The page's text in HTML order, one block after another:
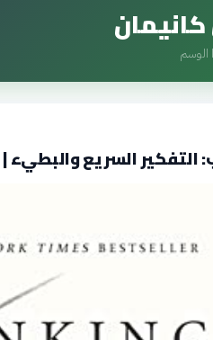
الوسم
التفكير السريع والبطيء |